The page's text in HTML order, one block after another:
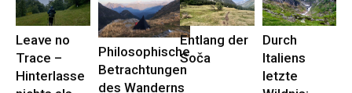
Leave no
Trace –
Hinterlasse
Philosophische
Betrachtungen
des Wanderns
Entlang der
Soča
Durch
Italiens
letzte